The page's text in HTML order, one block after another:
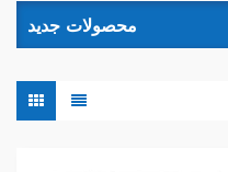
محصولات جدید